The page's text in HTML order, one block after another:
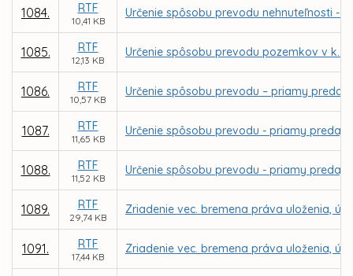
1084. RTF
10,41 KB
Určenie spôsobu prevodu nehnuteľnosti -
1085. RTF
12,13 KB
Určenie spôsobu prevodu pozemkov v k.
1086. RTF
10,57 KB
Určenie spôsobu prevodu – priamy predaj
1087. RTF
11,65 KB
Určenie spôsobu prevodu - priamy predaj
1088. RTF
11,52 KB
Určenie spôsobu prevodu - priamy predaj
1089. RTF
29,74 KB
Zriadenie vec. bremena práva uloženia,
1091. RTF
17,44 KB
Zriadenie vec. bremena práva uloženia,